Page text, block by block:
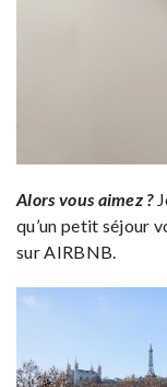
Alors vous aimez ?
qu’un petit séjour
sur AIRBNB.